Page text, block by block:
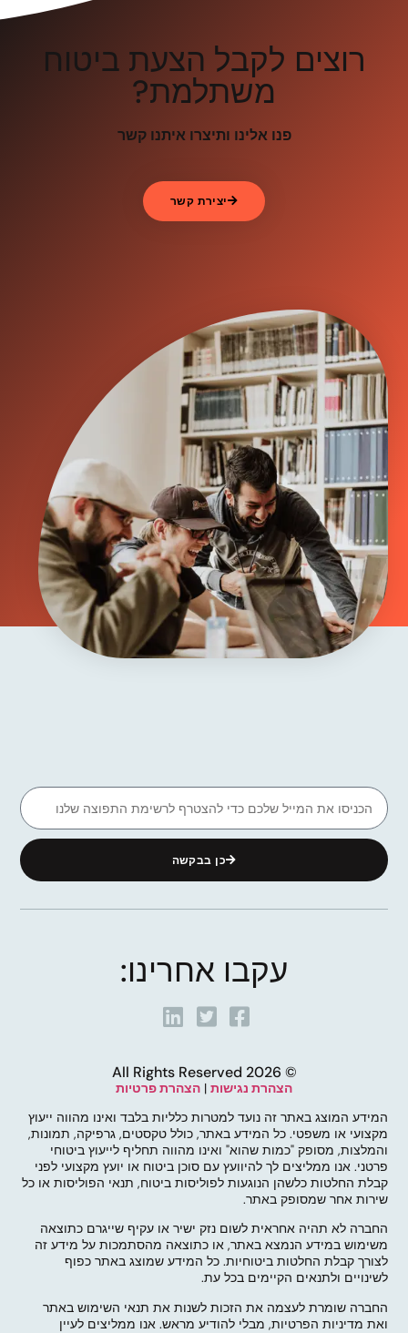
רוצים לקבל הצעת ביטוח
משתלמת?
פנו אלינו ותיצרו איתנו קשר
יצירת קשר
כן בבקשה
עקבו אחרינו:
© 2026 All Rights Reserved
הצהרת נגישות | הצהרת פרטיות
המידע המוצג באתר זה נועד למטרות כלליות בלבד ואינו מהווה ייעוץ
מקצועי או משפטי. כל המידע באתר, כולל טקסטים, גרפיקה, תמונות,
והמלצות, מסופק "כמות שהוא" ואינו מהווה תחליף לייעוץ ביטוחי
פרטני. אנו ממליצים לך להיוועץ עם סוכן ביטוח או יועץ מקצועי לפני
קבלת החלטות כלשהן הנוגעות לפוליסות ביטוח, תנאי הפוליסות או כל
שירות אחר שמסופק באתר.
החברה לא תהיה אחראית לשום נזק ישיר או עקיף שייגרם כתוצאה
משימוש במידע הנמצא באתר, או כתוצאה מהסתמכות על מידע זה
לצורך קבלת החלטות ביטוחיות. כל המידע שמוצג באתר כפוף
לשינויים ולתנאים הקיימים בכל עת.
החברה שומרת לעצמה את הזכות לשנות את תנאי השימוש באתר
ואת מדיניות הפרטיות, מבלי להודיע מראש. אנו ממליצים לעיין